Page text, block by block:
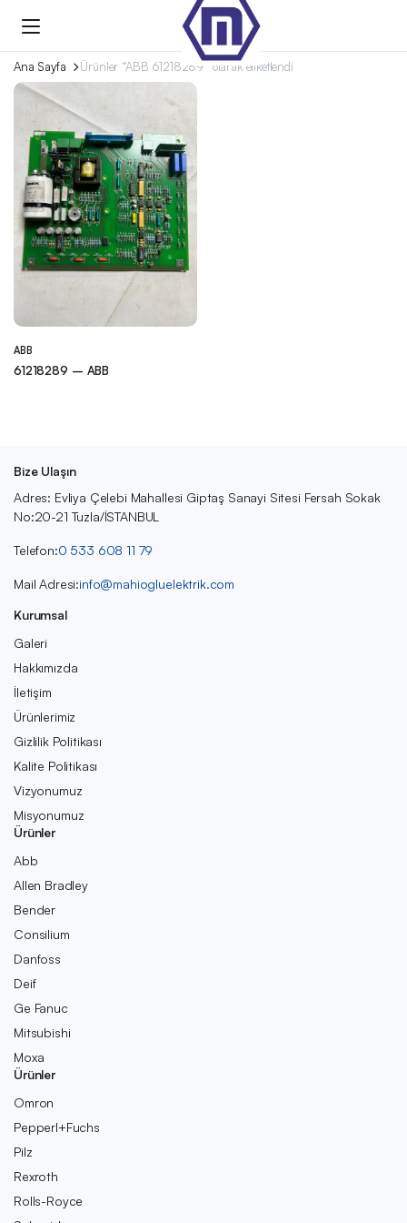
Ana Sayfa Ürünler “ABB 61218289” olarak etiketlendi
ABB
61218289 – ABB
Bize Ulaşın
Adres: Evliya Çelebi Mahallesi Giptaş Sanayi Sitesi Fersah Sokak
No:20-21 Tuzla/İSTANBUL
Telefon:0 533 608 11 79
Mail Adresi:info@mahiogluelektrik.com
Kurumsal
Galeri
Hakkımızda
İletişim
Ürünlerimiz
Gizlilik Politikası
Kalite Politikası
Vizyonumuz
Misyonumuz
Ürünler
Abb
Allen Bradley
Bender
Consilium
Danfoss
Deif
Ge Fanuc
Mitsubishi
Moxa
Ürünler
Omron
Pepperl+Fuchs
Pilz
Rexroth
Rolls-Royce